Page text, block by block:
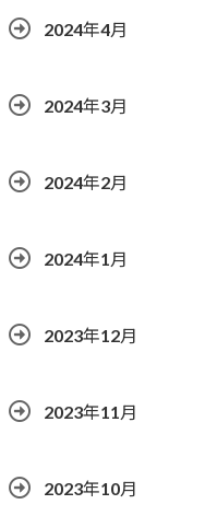
2024年4月
2024年3月
2024年2月
2024年1月
2023年12月
2023年11月
2023年10月